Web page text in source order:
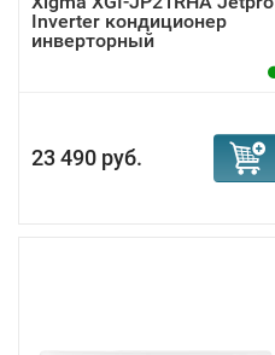
Inverter кондиционер
инверторный
23 490 руб.